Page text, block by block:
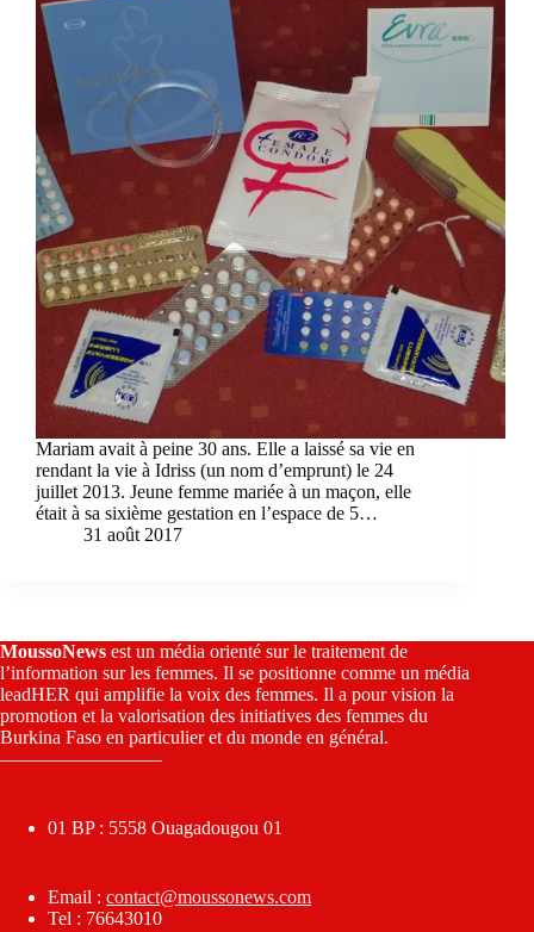
Mariam avait à peine 30 ans. Elle a laissé sa vie en
rendant la vie à Idriss (un nom d’emprunt) le 24
juillet 2013. Jeune femme mariée à un maçon, elle
était à sa sixième gestation en l’espace de 5…
31 août 2017
MoussoNews est un média orienté sur le traitement de
l’information sur les femmes. Il se positionne comme un média
leadHER qui amplifie la voix des femmes. Il a pour vision la
promotion et la valorisation des initiatives des femmes du
Burkina Faso en particulier et du monde en général.
————————–
01 BP : 5558 Ouagadougou 01
Email : contact@moussonews.com
Tel : 76643010